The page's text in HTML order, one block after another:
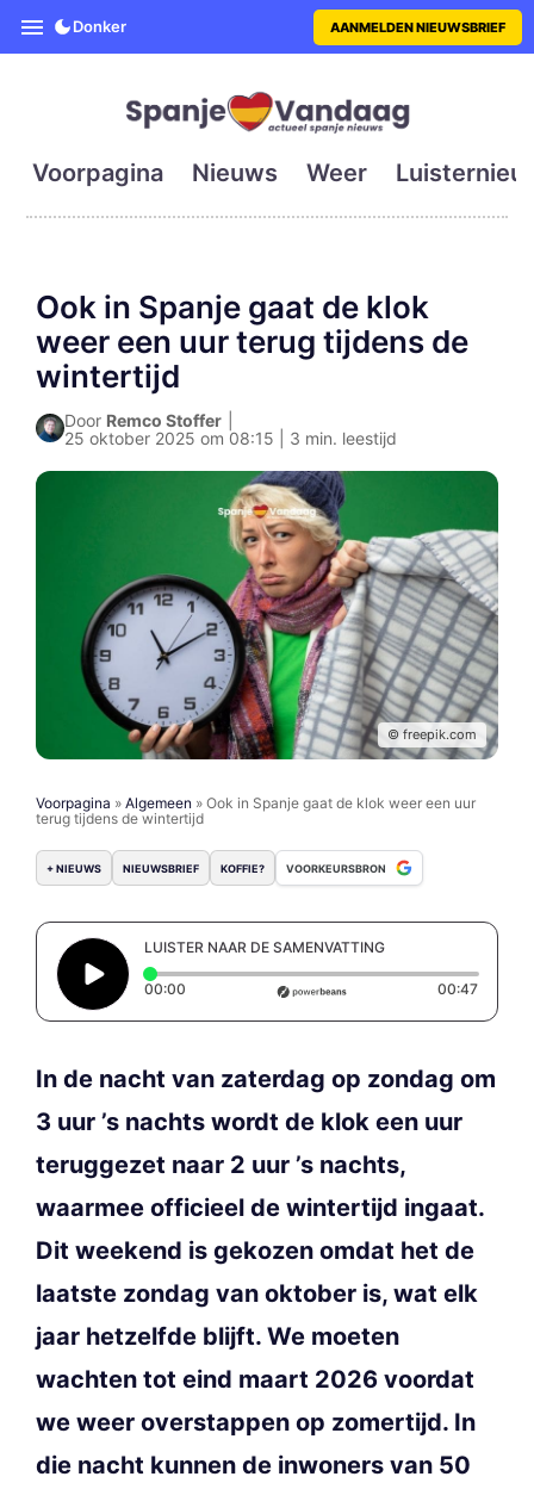
SpanjeVandaag is de eerste
Donker AANMELDEN NIEUWSBRIEF
Voorpagina Nieuws Weer
Ook in Spanje gaat de klok
weer een uur terug tijdens de
wintertijd
Door Remco Stoffer
25 oktober 2025 om 08:15 | 3 min. leestijd
© freepik.com
Voorpagina » Algemeen » Ook in Spanje gaat de klok weer een uur
terug tijdens de wintertijd
+ NIEUWS NIEUWSBRIEF KOFFIE? VOORKEURSBRON
LUISTER NAAR DE SAMENVATTING
00:00 Elapsed time: 0 seconds 00:47
In de nacht van zaterdag op zondag om
3 uur ’s nachts wordt de klok een uur
teruggezet naar 2 uur ’s nachts,
waarmee officieel de wintertijd ingaat.
Dit weekend is gekozen omdat het de
laatste zondag van oktober is, wat elk
jaar hetzelfde blijft. We moeten
wachten tot eind maart 2026 voordat
we weer overstappen op zomertijd. In
die nacht kunnen de inwoners van 50